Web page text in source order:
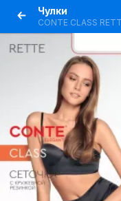
Чулки
CONTE CLASS